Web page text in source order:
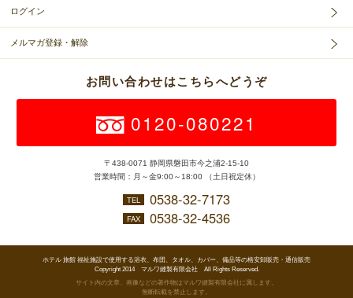
ログイン
メルマガ登録・解除
お問い合わせはこちらへどうぞ
0120-080221
〒438-0071 静岡県磐田市今之浦2-15-10
営業時間：月～金9:00～18:00 （土日祝定休）
TEL 0538-32-7173
FAX 0538-32-4536
ホテル 旅館 福祉施設で使用する浴衣、布団、タオル、カバー、備品等の格安卸販売・通信販売
Copyright 2014 マルワ縫製有限会社 All Rights Reserved.
サイト内の文章、画像などの著作物はマルワ縫製有限会社に属します。
無断転載を禁止します。